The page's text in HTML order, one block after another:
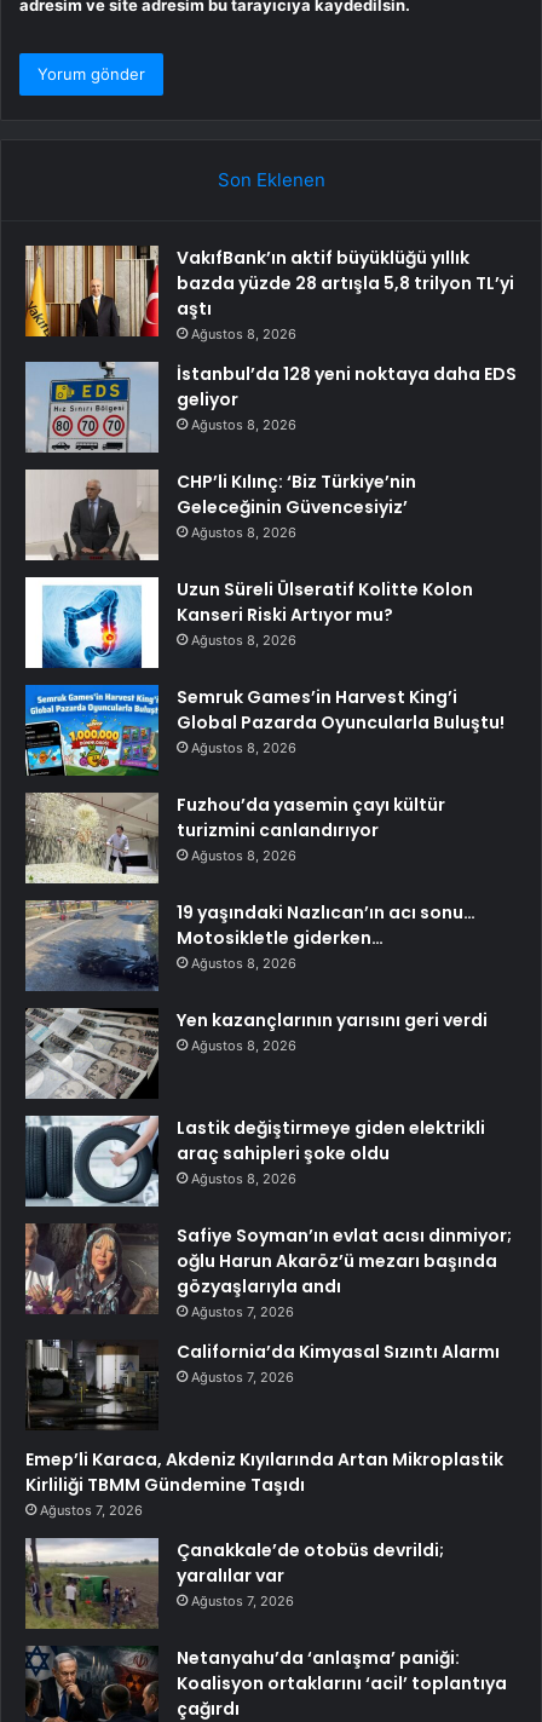
adresim ve site adresim bu tarayıcıya kaydedilsin.
Son Eklenen
VakıfBank’ın aktif büyüklüğü yıllık
bazda yüzde 28 artışla 5,8 trilyon TL’yi
aştı
Ağustos 8, 2026
İstanbul’da 128 yeni noktaya daha EDS
geliyor
Ağustos 8, 2026
CHP’li Kılınç: ‘Biz Türkiye’nin
Geleceğinin Güvencesiyiz’
Ağustos 8, 2026
Uzun Süreli Ülseratif Kolitte Kolon
Kanseri Riski Artıyor mu?
Ağustos 8, 2026
Semruk Games’in Harvest King’i
Global Pazarda Oyuncularla Buluştu!
Ağustos 8, 2026
Fuzhou’da yasemin çayı kültür
turizmini canlandırıyor
Ağustos 8, 2026
19 yaşındaki Nazlıcan’ın acı sonu…
Motosikletle giderken…
Ağustos 8, 2026
Yen kazançlarının yarısını geri verdi
Ağustos 8, 2026
Lastik değiştirmeye giden elektrikli
araç sahipleri şoke oldu
Ağustos 8, 2026
Safiye Soyman’ın evlat acısı dinmiyor;
oğlu Harun Akaröz’ü mezarı başında
gözyaşlarıyla andı
Ağustos 7, 2026
California’da Kimyasal Sızıntı Alarmı
Ağustos 7, 2026
Emep’li Karaca, Akdeniz Kıyılarında Artan Mikroplastik
Kirliliği TBMM Gündemine Taşıdı
Ağustos 7, 2026
Çanakkale’de otobüs devrildi;
yaralılar var
Ağustos 7, 2026
Netanyahu’da ‘anlaşma’ paniği:
Koalisyon ortaklarını ‘acil’ toplantıya
çağırdı